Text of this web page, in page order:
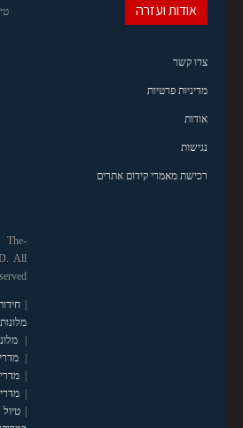
אודות ועזרה
צרו קשר
מדיניות פרטיות
אודות
נגישות
רכישת מאמרי קידום אתרים
The-
All
|
|
|
|